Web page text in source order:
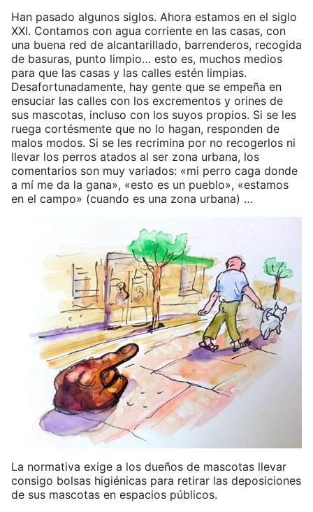
Han pasado algunos siglos. Ahora estamos en el siglo
XXI. Contamos con agua corriente en las casas, con
una buena red de alcantarillado, barrenderos, recogida
de basuras, punto limpio… esto es, muchos medios
para que las casas y las calles estén limpias.
Desafortunadamente, hay gente que se empeña en
ensuciar las calles con los excrementos y orines de
sus mascotas, incluso con los suyos propios. Si se les
ruega cortésmente que no lo hagan, responden de
malos modos. Si se les recrimina por no recogerlos ni
llevar los perros atados al ser zona urbana, los
comentarios son muy variados: «mi perro caga donde
a mí me da la gana», «esto es un pueblo», «estamos
en el campo» (cuando es una zona urbana) …
La normativa exige a los dueños de mascotas llevar
consigo bolsas higiénicas para retirar las deposiciones
de sus mascotas en espacios públicos.